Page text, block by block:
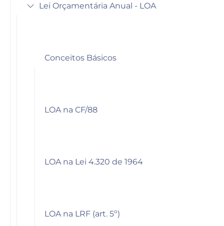
Lei Orçamentária Anual - LOA
Conceitos Básicos
LOA na CF/88
LOA na Lei 4.320 de 1964
LOA na LRF (art. 5º)